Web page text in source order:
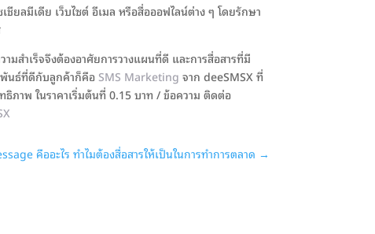
ชียลมีเดีย เว็บไซต์ อีเมล หรือสื่อออฟไลน์ต่าง ๆ โดยรักษา
มสำเร็จจึงต้องอาศัยการวางแผนที่ดี และการสื่อสารที่มี
พันธ์ที่ดีกับลูกค้าก็คือ SMS Marketing จาก deeSMSX ที่
ธิภาพ ในราคาเริ่มต้นที่ 0.15 บาท / ข้อความ ติดต่อ
คืออะไร ทำไมต้องสื่อสารให้เป็นในการทำการตลาด →